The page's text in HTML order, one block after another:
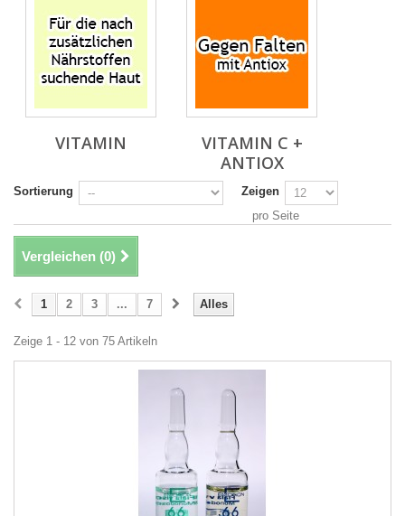
VITAMIN
VITAMIN C +
ANTIOX
Sortierung
Zeigen
pro Seite
Vergleichen (0)
Alles
1 2 3 ... 7
Zeige 1 - 12 von 75 Artikeln